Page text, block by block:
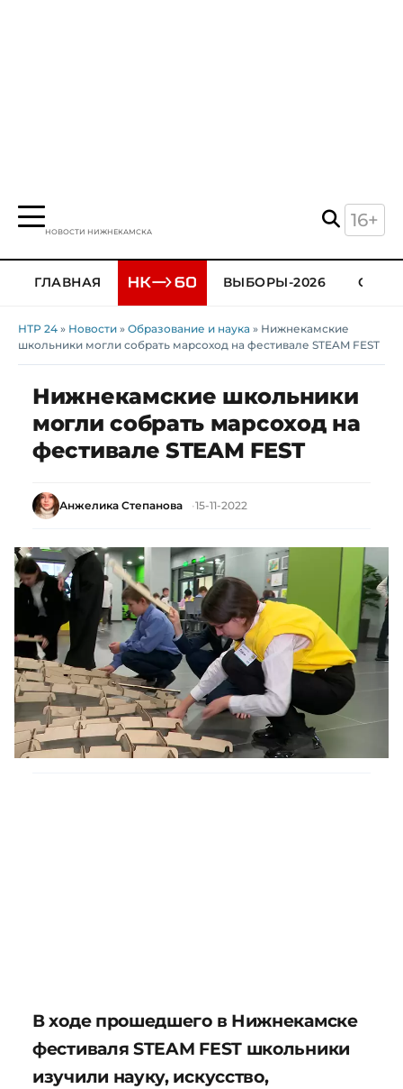
НОВОСТИ НИЖНЕКАМСКА
16+
ГЛАВНАЯ ВЫБОРЫ-2026
НТР 24 » Новости » Образование и наука » Нижнекамские
школьники могли собрать марсоход на фестивале STEAM FEST
Нижнекамские школьники
могли собрать марсоход на
фестивале STEAM FEST
Анжелика Степанова 15-11-2022
В ходе прошедшего в Нижнекамске
фестиваля STEAM FEST школьники
изучили науку, искусство,